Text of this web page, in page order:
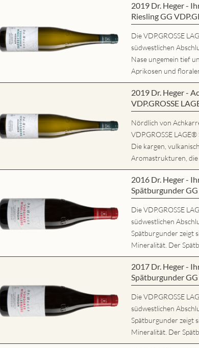
2019 Dr. Heger -
Riesling GG
Die VDP.GROSSE
südwestlichen
Nase ungemein tief
Aprikosen und
2019 Dr. Heger -
VDP.GROSSE
Nördlich von
VDP.GROSSE
Die kargen,
Aromastrukturen, die
2016 Dr. Heger -
Spätburgunder GG
Die VDP.GROSSE
südwestlichen
Spätburgunder zeigt
Mineralität. Der
2017 Dr. Heger -
Spätburgunder GG
Die VDP.GROSSE
südwestlichen
Spätburgunder zeigt
Mineralität. Der